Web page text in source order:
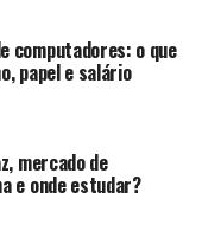
computadores: o que
papel e salário
mercado de
e onde estudar?